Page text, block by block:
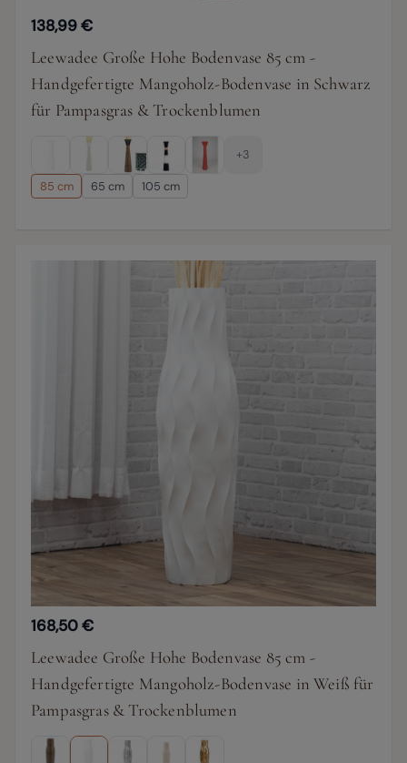
138,99 €
Leewadee Große Hohe Bodenvase 85 cm -
Handgefertigte Mangoholz-Bodenvase in Schwarz
für Pampasgras & Trockenblumen
+3
85 cm 65 cm 105 cm
168,50 €
Leewadee Große Hohe Bodenvase 85 cm -
Handgefertigte Mangoholz-Bodenvase in Weiß für
Pampasgras & Trockenblumen